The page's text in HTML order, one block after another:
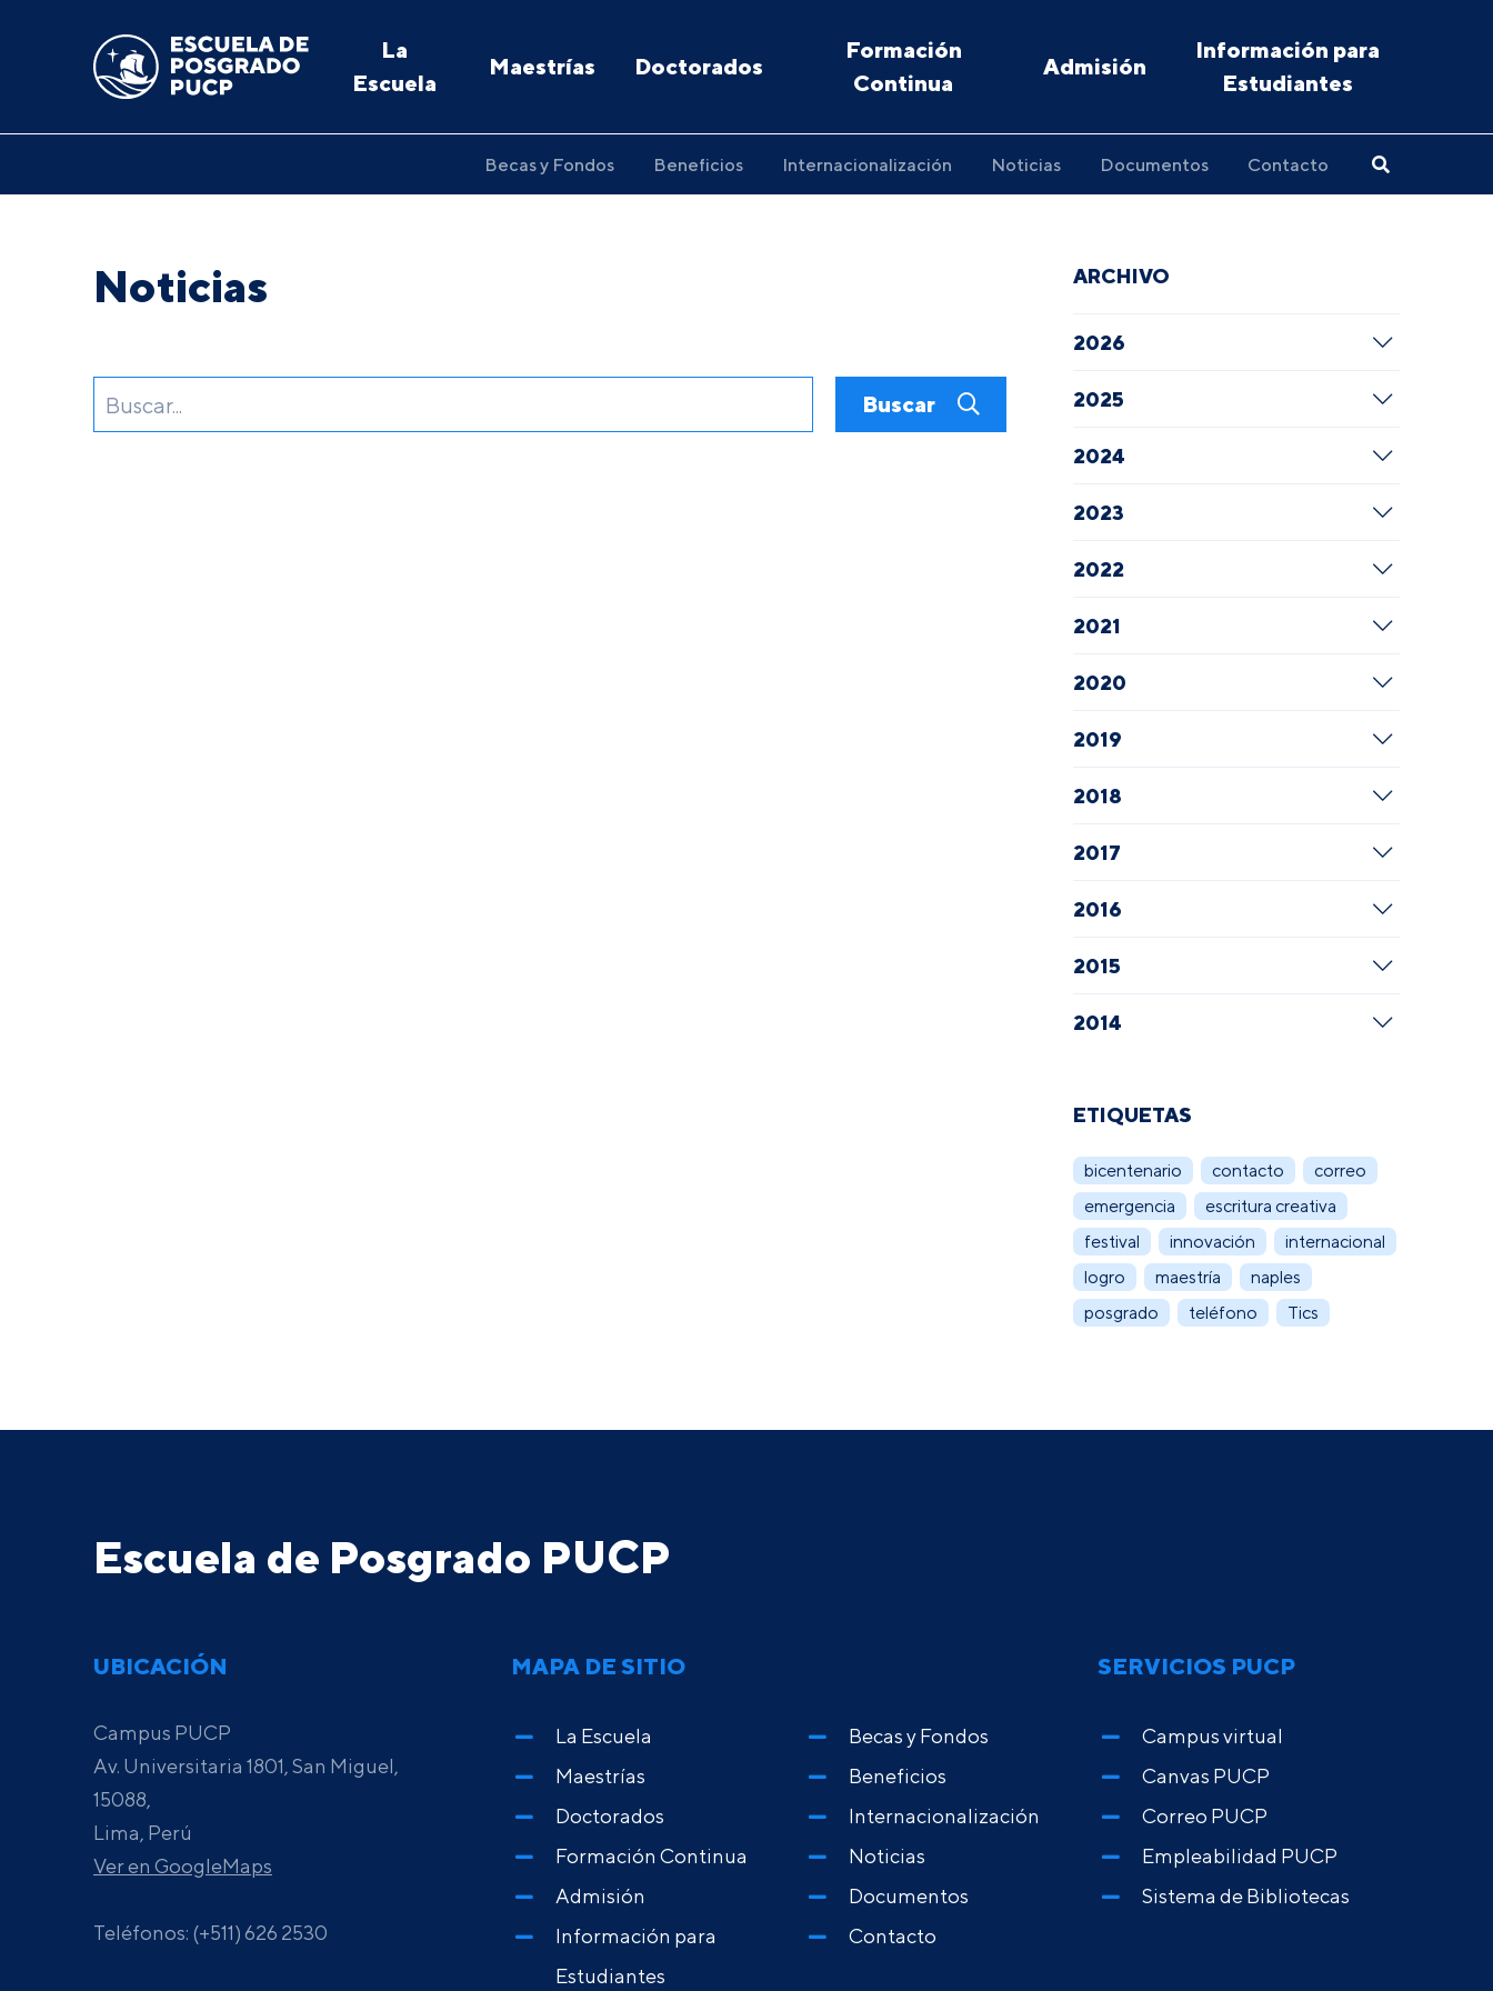
La
Escuela
Maestrías Doctorados
Formación
Continua
Admisión
Información para
Estudiantes
Becas y Fondos Beneficios Internacionalización Noticias Documentos Contacto
Noticias
Buscar
ARCHIVO
2026
2025
2024
2023
2022
2021
2020
2019
2018
2017
2016
2015
2014
ETIQUETAS
bicentenario contacto
correo
emergencia
escritura creativa
festival
innovación
internacional
logro
maestría
naples
posgrado
teléfono Tics
Escuela de Posgrado PUCP
UBICACIÓN
Campus PUCP
Av. Universitaria 1801, San Miguel,
15088,
Lima, Perú
Ver en GoogleMaps
Teléfonos: (+511) 626 2530
MAPA DE SITIO
La Escuela
Maestrías
Doctorados
Formación Continua
Admisión
Información para
Estudiantes
Becas y Fondos
Beneficios
Internacionalización
Noticias
Documentos
Contacto
SERVICIOS PUCP
Campus virtual
Canvas PUCP
Correo PUCP
Empleabilidad PUCP
Sistema de Bibliotecas